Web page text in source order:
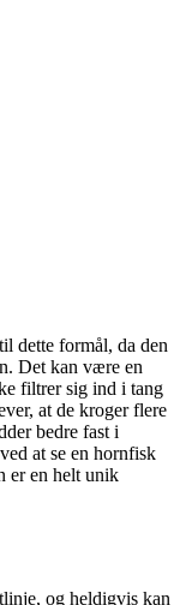
dette formål, da den
Det kan være en
filtrer sig ind i tang
at de kroger flere
bedre fast i
at se en hornfisk
er en helt unik
og heldigvis kan